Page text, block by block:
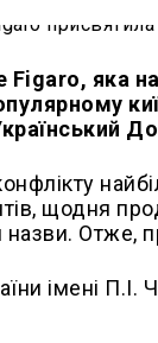
яка
щодня
Отже,
імені